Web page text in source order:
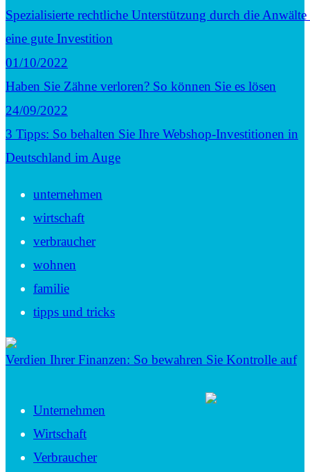
Spezialisierte rechtliche Unterstützung durch die
eine gute Investition
01/10/2022
Haben Sie Zähne verloren? So können Sie es lösen
24/09/2022
3 Tipps: So behalten Sie Ihre Webshop-Investitionen in
Deutschland im Auge
unternehmen
wirtschaft
verbraucher
wohnen
familie
tipps und tricks
Verdien Ihrer Finanzen: So bewahren Sie Kontrolle auf
Unternehmen
Wirtschaft
Verbraucher